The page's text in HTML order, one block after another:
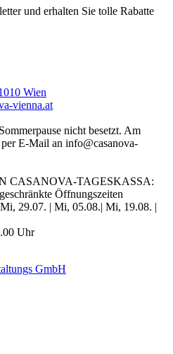
und erhalten Sie tolle Rabatte
Wien
vienna.at
nicht besetzt. Am
E-Mail an info@casanova-
CASANOVA-TAGESKASSA:
Öffnungszeiten
29.07. | Mi, 05.08.| Mi, 19.08. |
Uhr
GmbH